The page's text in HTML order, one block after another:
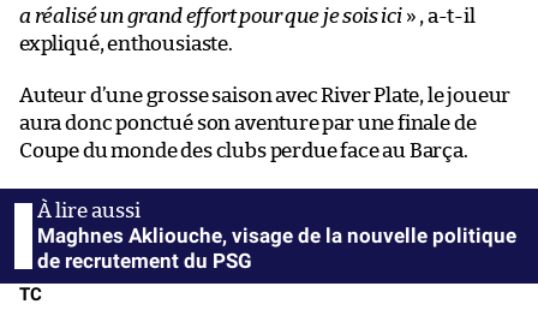
a réalisé un grand effort pour que je sois ici» , a-t-il
expliqué, enthousiaste.
Auteur d’une grosse saison avec River Plate, le joueur
aura donc ponctué son aventure par une finale de
Coupe du monde des clubs perdue face au Barça.
Maghnes Akliouche, visage de la nouvelle politique
de recrutement du PSG
TC